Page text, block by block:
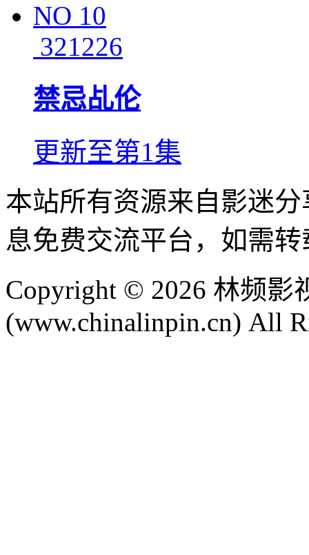
NO 10
321226
禁忌乩伦
更新至第1集
本站所有资源来自影迷
息免费交流平台，如需
Copyright © 2026 林频影
(www.chinalinpin.cn) All